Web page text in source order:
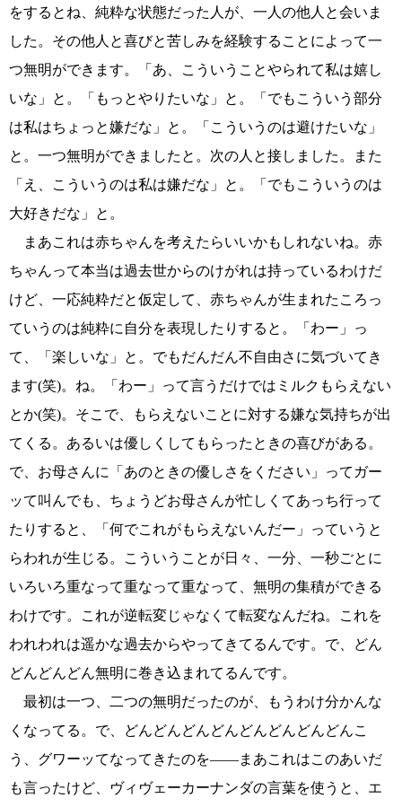
をするとね、純粋な状態だった人が、一人の他人と会いま
した。その他人と喜びと苦しみを経験することによって一
つ無明ができます。「あ、こういうことやられて私は嬉し
いな」と。「もっとやりたいな」と。「でもこういう部分
は私はちょっと嫌だな」と。「こういうのは避けたいな」
と。一つ無明ができましたと。次の人と接しました。また
「え、こういうのは私は嫌だな」と。「でもこういうのは
大好きだな」と。
まあこれは赤ちゃんを考えたらいいかもしれないね。赤
ちゃんって本当は過去世からのけがれは持っているわけだ
けど、一応純粋だと仮定して、赤ちゃんが生まれたころっ
ていうのは純粋に自分を表現したりすると。「わー」っ
て、「楽しいな」と。でもだんだん不自由さに気づいてき
ます(笑)。ね。「わー」って言うだけではミルクもらえない
とか(笑)。そこで、もらえないことに対する嫌な気持ちが出
てくる。あるいは優しくしてもらったときの喜びがある。
で、お母さんに「あのときの優しさをください」ってガー
ッて叫んでも、ちょうどお母さんが忙しくてあっち行って
たりすると、「何でこれがもらえないんだー」っていうと
らわれが生じる。こういうことが日々、一分、一秒ごとに
いろいろ重なって重なって重なって、無明の集積ができる
わけです。これが逆転変じゃなくて転変なんだね。これを
われわれは遥かな過去からやってきてるんです。で、どん
どんどんどん無明に巻き込まれてるんです。
最初は一つ、二つの無明だったのが、もうわけ分かんな
くなってる。で、どんどんどんどんどんどんどんどんこ
う、グワーッてなってきたのを――まあこれはこのあいだ
も言ったけど、ヴィヴェーカーナンダの言葉を使うと、エ